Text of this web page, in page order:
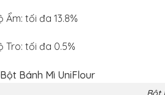
Ẩm: tối đa 13.8%
Tro: tối đa 0.5%